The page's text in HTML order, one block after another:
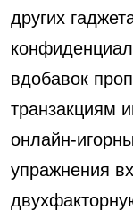
других
вдобавок
транзакциям
онлайн-
упражнения